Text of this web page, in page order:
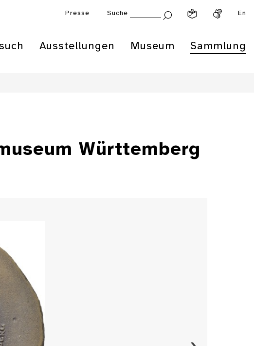
Presse Suche En
Ausstellungen Museum Sammlung
Württemberg